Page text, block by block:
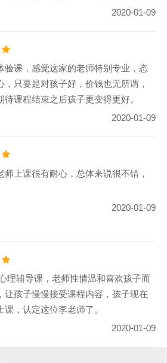
2020-01-09
验课，感觉这家的老师特别专业，态
，只要是对孩子好，价钱也无所谓，
待课程结束之后孩子更变得更好。
2020-01-09
师上课很有耐心，总体来说很不错，
2020-01-09
理辅导课，老师性情温和喜欢孩子而
让孩子慢慢接受课程内容，孩子现在
，认定这位李老师了。
2020-01-09